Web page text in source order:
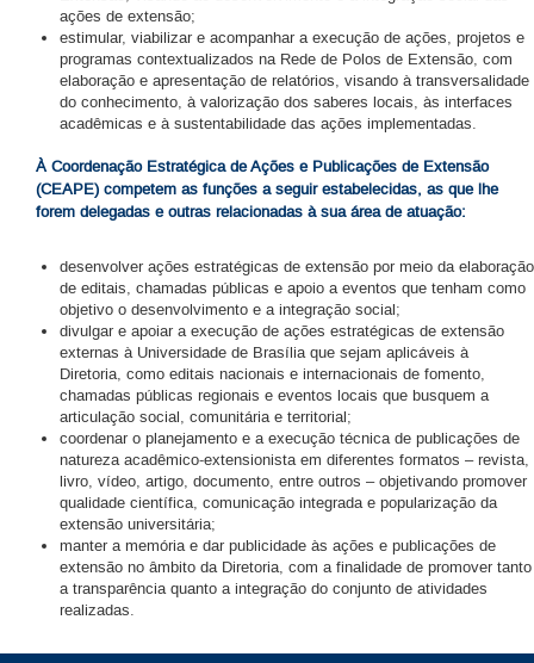
ações de extensão;
estimular, viabilizar e acompanhar a execução de ações, projetos e
programas contextualizados na Rede de Polos de Extensão, com
elaboração e apresentação de relatórios, visando à transversalidade
do conhecimento, à valorização dos saberes locais, às interfaces
acadêmicas e à sustentabilidade das ações implementadas.
À Coordenação Estratégica de Ações e Publicações de Extensão
(CEAPE) competem as funções a seguir estabelecidas, as que lhe
forem delegadas e outras relacionadas à sua área de atuação:
desenvolver ações estratégicas de extensão por meio da elaboração
de editais, chamadas públicas e apoio a eventos que tenham como
objetivo o desenvolvimento e a integração social;
divulgar e apoiar a execução de ações estratégicas de extensão
externas à Universidade de Brasília que sejam aplicáveis à
Diretoria, como editais nacionais e internacionais de fomento,
chamadas públicas regionais e eventos locais que busquem a
articulação social, comunitária e territorial;
coordenar o planejamento e a execução técnica de publicações de
natureza acadêmico-extensionista em diferentes formatos – revista,
livro, vídeo, artigo, documento, entre outros – objetivando promover
qualidade científica, comunicação integrada e popularização da
extensão universitária;
manter a memória e dar publicidade às ações e publicações de
extensão no âmbito da Diretoria, com a finalidade de promover tanto
a transparência quanto a integração do conjunto de atividades
realizadas.